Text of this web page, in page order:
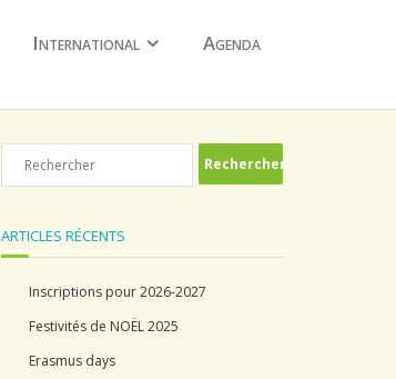
International Agenda
ARTICLES RÉCENTS
Inscriptions pour 2026-2027
Festivités de NOËL 2025
Erasmus days